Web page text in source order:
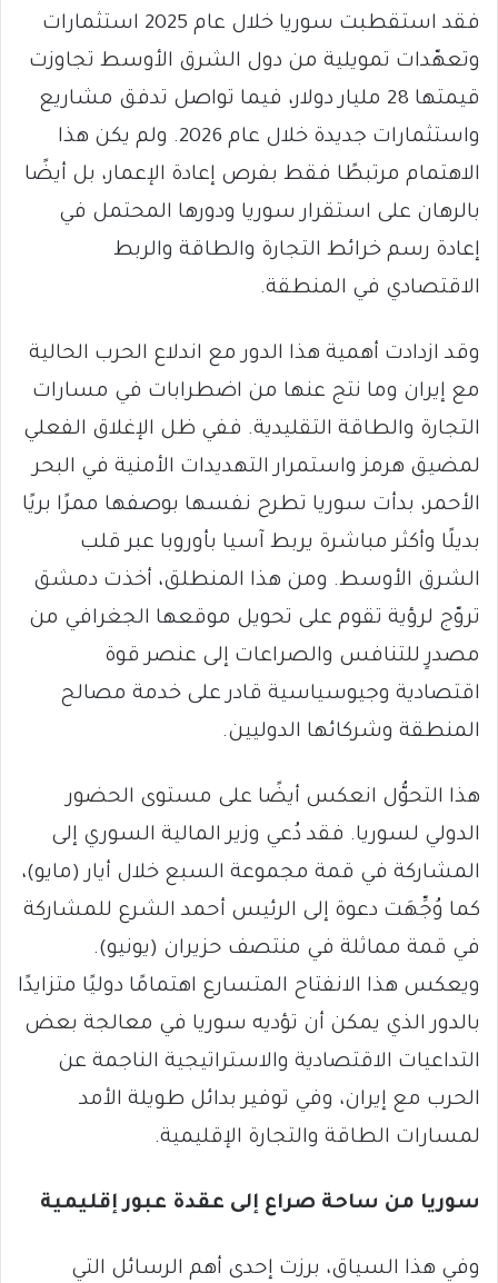
فقد استقطبت سوريا خلال عام 2025 استثمارات
وتعهّدات تمويلية من دول الشرق الأوسط تجاوزت
قيمتها 28 مليار دولار، فيما تواصل تدفق مشاريع
واستثمارات جديدة خلال عام 2026. ولم يكن هذا
الاهتمام مرتبطًا فقط بفرص إعادة الإعمار، بل أيضًا
بالرهان على استقرار سوريا ودورها المحتمل في
إعادة رسم خرائط التجارة والطاقة والربط
الاقتصادي في المنطقة.
وقد ازدادت أهمية هذا الدور مع اندلاع الحرب الحالية
مع إيران وما نتج عنها من اضطرابات في مسارات
التجارة والطاقة التقليدية. ففي ظل الإغلاق الفعلي
لمضيق هرمز واستمرار التهديدات الأمنية في البحر
الأحمر، بدأت سوريا تطرح نفسها بوصفها ممرًا بريًا
بديلًا وأكثر مباشرة يربط آسيا بأوروبا عبر قلب
الشرق الأوسط. ومن هذا المنطلق، أخذت دمشق
تروّج لرؤية تقوم على تحويل موقعها الجغرافي من
مصدرٍ للتنافس والصراعات إلى عنصر قوة
اقتصادية وجيوسياسية قادر على خدمة مصالح
المنطقة وشركائها الدوليين.
هذا التحوُّل انعكس أيضًا على مستوى الحضور
الدولي لسوريا. فقد دُعي وزير المالية السوري إلى
المشاركة في قمة مجموعة السبع خلال أيار (مايو)،
كما وُجِّهَت دعوة إلى الرئيس أحمد الشرع للمشاركة
في قمة مماثلة في منتصف حزيران (يونيو).
ويعكس هذا الانفتاح المتسارع اهتمامًا دوليًا متزايدًا
بالدور الذي يمكن أن تؤديه سوريا في معالجة بعض
التداعيات الاقتصادية والاستراتيجية الناجمة عن
الحرب مع إيران، وفي توفير بدائل طويلة الأمد
لمسارات الطاقة والتجارة الإقليمية.
سوريا من ساحة صراع إلى عقدة عبور إقليمية
وفي هذا السياق، برزت إحدى أهم الرسائل التي